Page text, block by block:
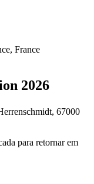
France
2026
67000
para retornar em